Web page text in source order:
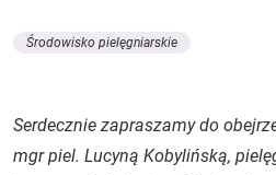
Środowisko pielęgniarskie
Serdecznie zapraszamy do
mgr piel. Lucyną Kobylińską,